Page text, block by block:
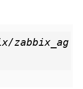
zabbix_ag